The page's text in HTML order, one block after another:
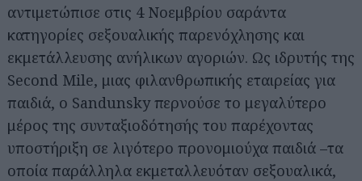
αντιμετώπισε στις 4 Νοεμβρίου σαράντα
κατηγορίες σεξουαλικής παρενόχλησης και
εκμετάλλευσης ανήλικων αγοριών. Ως ιδρυτής της
Second Mile, μιας φιλανθρωπικής εταιρείας για
παιδιά, ο Sandunsky περνούσε το μεγαλύτερο
μέρος της συνταξιοδότησής του παρέχοντας
υποστήριξη σε λιγότερο προνομιούχα παιδιά –τα
οποία παράλληλα εκμεταλλευόταν σεξουαλικά,